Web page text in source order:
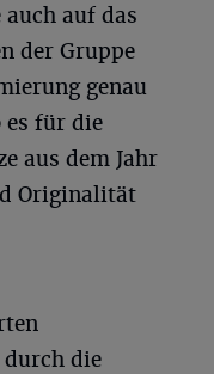
auf das
der Gruppe
genau
es für die
aus dem Jahr
Originalität
die